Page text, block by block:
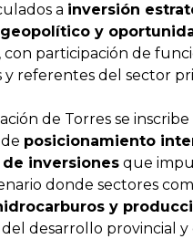
a inversión
y
, con participación de
y referentes del sector
de Torres se inscribe
posicionamiento
inversiones que
donde sectores
y
desarrollo provincial y